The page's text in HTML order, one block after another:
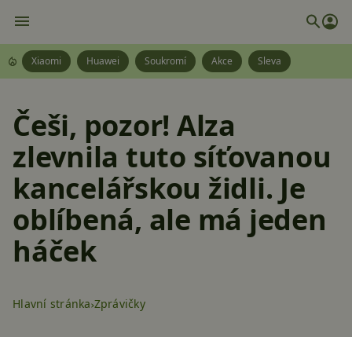
Xiaomi Huawei Soukromí Akce Sleva
Češi, pozor! Alza
zlevnila tuto síťovanou
kancelářskou židli. Je
oblíbená, ale má jeden
háček
Hlavní stránka Zprávičky